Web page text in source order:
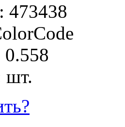
473438
0.558
шт.